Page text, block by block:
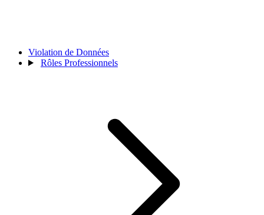
Violation de Données
Rôles Professionnels